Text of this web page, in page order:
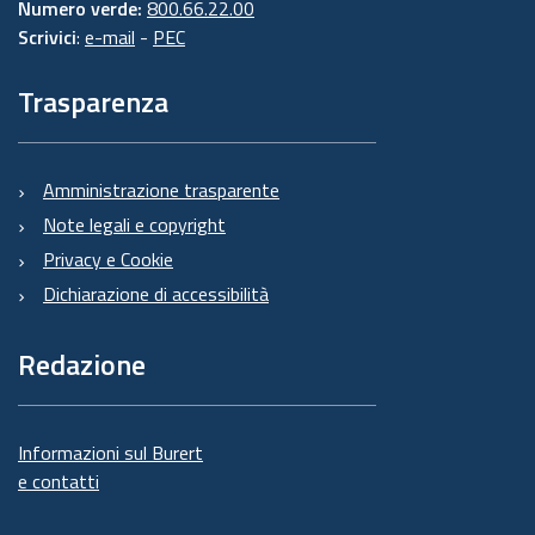
Numero verde: 800.66.22.00
Scrivici: e-mail - PEC
Trasparenza
Amministrazione trasparente
Note legali e copyright
Privacy e Cookie
Dichiarazione di accessibilità
Redazione
Informazioni sul Burert
e contatti